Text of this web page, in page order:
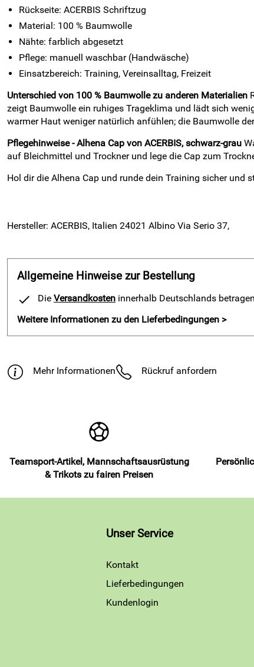
Rückseite: ACERBIS Schriftzug
Material: 100 % Baumwolle
Nähte: farblich abgesetzt
Pflege: manuell waschbar (Handwäsche)
Einsatzbereich: Training, Vereinsalltag, Freizeit
Unterschied von 100 % Baumwolle zu anderen Materialien
zeigt Baumwolle ein ruhiges Trageklima und lädt sich
warmer Haut weniger natürlich anfühlen; die Baumwolle
Pflegehinweise - Alhena Cap von ACERBIS, schwarz-grau
auf Bleichmittel und Trockner und lege die Cap zum
Hol dir die Alhena Cap und runde dein Training sicher
Hersteller: ACERBIS, Italien 24021 Albino Via Serio 37,
Allgemeine Hinweise zur Bestellung
Die Versandkosten innerhalb Deutschlands
Weitere Informationen zu den Lieferbedingungen >
Mehr Informationen Rückruf anfordern
Teamsport-Artikel, Mannschaftsausrüstung
& Trikots zu fairen Preisen
Unser Service
Kontakt
Lieferbedingungen
Kundenlogin